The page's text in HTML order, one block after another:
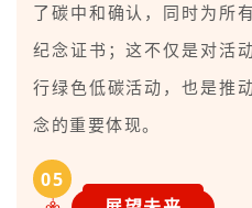
了碳中和确认，同时为所
纪念证书；这不仅是对活
行绿色低碳活动，也是推
念的重要体现。
05